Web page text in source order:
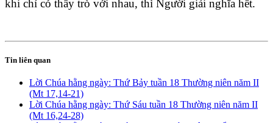
khi chỉ có thầy trò với nhau, thì Người giải nghĩa hết.
Tin liên quan
Lời Chúa hằng ngày: Thứ Bảy tuần 18 Thường niên năm II
(Mt 17,14-21)
Lời Chúa hằng ngày: Thứ Sáu tuần 18 Thường niên năm II
(Mt 16,24-28)